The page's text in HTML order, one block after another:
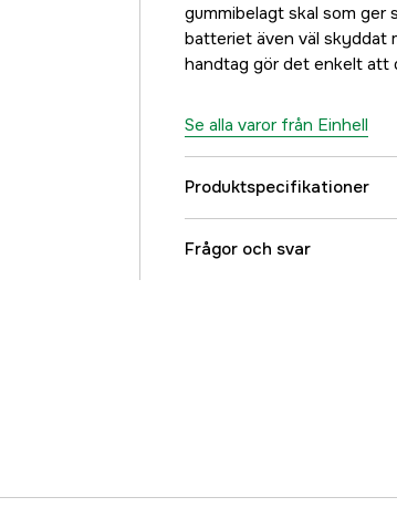
gummibelagt skal som ger
batteriet även väl skyddat
handtag gör det enkelt att
Se alla varor från Einhell
Produktspecifikationer
Batterikapacitet
Frågor och svar